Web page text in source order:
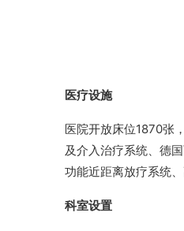
医疗设施
医院开放床位1870张
及介入治疗系统、德
功能近距离放疗系统
科室设置